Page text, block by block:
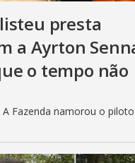
presta
a Ayrton
o tempo não
Fazenda namorou o